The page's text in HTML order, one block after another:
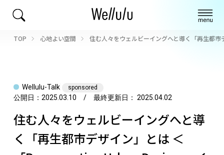
TOP 心地よい空間 住む人々をウェルビーイングへと導く「再生都
Wellulu-Talk sponsored
公開日： 2025.03.10 / 最終更新日： 2025.04.02
住む人々をウェルビーイングへと導
く「再生都市デザイン」とは ＜